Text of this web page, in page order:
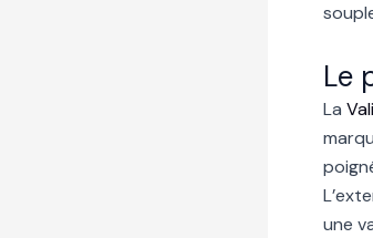
Le
La
une